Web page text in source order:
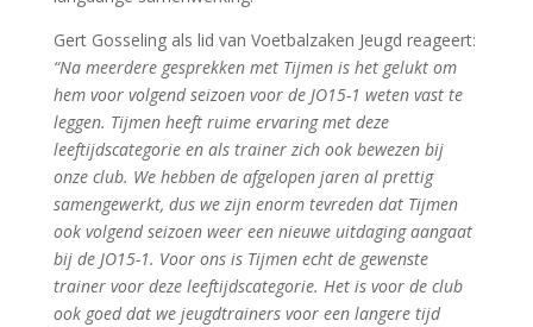
Gert Gosseling als lid van Voetbalzaken Jeugd reageert:
“Na meerdere gesprekken met Tijmen is het gelukt om
hem voor volgend seizoen voor de JO15-1 weten vast te
leggen. Tijmen heeft ruime ervaring met deze
leeftijdscategorie en als trainer zich ook bewezen bij
onze club. We hebben de afgelopen jaren al prettig
samengewerkt, dus we zijn enorm tevreden dat Tijmen
ook volgend seizoen weer een nieuwe uitdaging aangaat
bij de JO15-1. Voor ons is Tijmen echt de gewenste
trainer voor deze leeftijdscategorie. Het is voor de club
ook goed dat we jeugdtrainers voor een langere tijd